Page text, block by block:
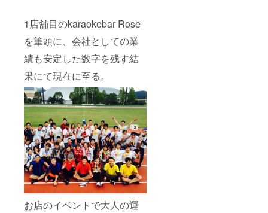
1店舗目のkaraokebar Rose
を筆頭に、会社としての業
績も安定した数字を残す結
果にて現在に至る。
お店のイベントで大人の運